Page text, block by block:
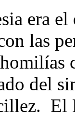
era
las
del
El